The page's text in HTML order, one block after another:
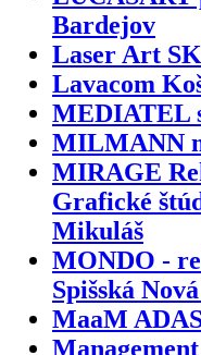
Bardejov
Laser Art
Lavacom
MEDIATEL
MILMANN
MIRAGE
Grafické
Mikuláš
MONDO -
Spišská
MaaM